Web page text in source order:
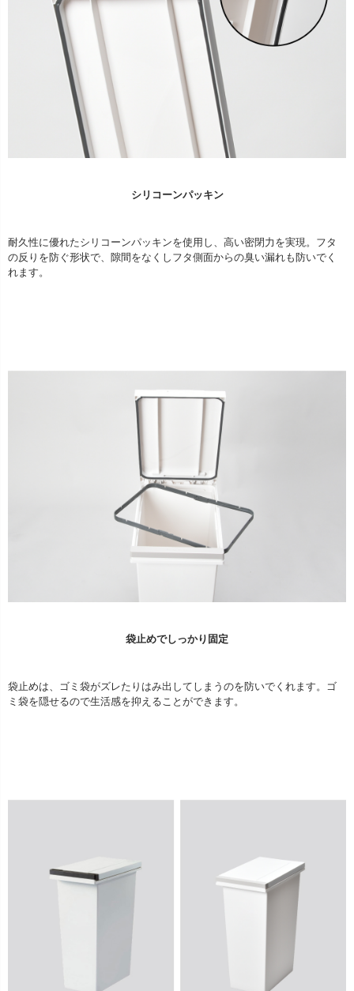
シリコーンパッキン
耐久性に優れたシリコーンパッキンを使用し、高い密閉力を実現。フタ
の反りを防ぐ形状で、隙間をなくしフタ側面からの臭い漏れも防いでく
れます。
袋止めでしっかり固定
袋止めは、ゴミ袋がズレたりはみ出してしまうのを防いでくれます。ゴ
ミ袋を隠せるので生活感を抑えることができます。